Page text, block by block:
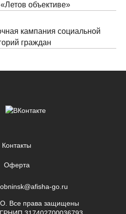
объективе»
кампания социальной
граждан
obninsk@afisha-go.ru
Все права защищены
Контакты
Оферта